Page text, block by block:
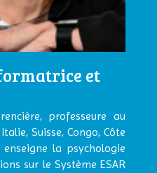
et
professeure au
Suisse, Congo, Côte
enseigne la psychologie
sur le Système ESAR